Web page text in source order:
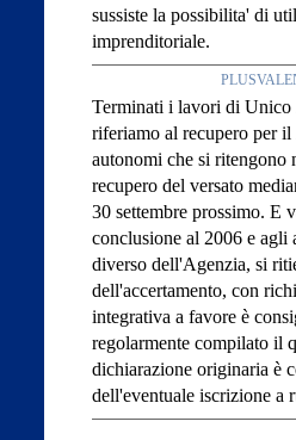
sussiste la possibilita' di
imprenditoriale.
Terminati i lavori di Unico
riferiamo al recupero per
autonomi che si ritengono
recupero del versato
30 settembre prossimo. E
conclusione al 2006 e agli
diverso dell'Agenzia, si
dell'accertamento, con
integrativa a favore è
regolarmente compilato il
dichiarazione originaria è
dell'eventuale iscrizione a